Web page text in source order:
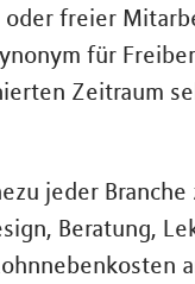
freier
für
Zeitraum
jeder
Beratung,